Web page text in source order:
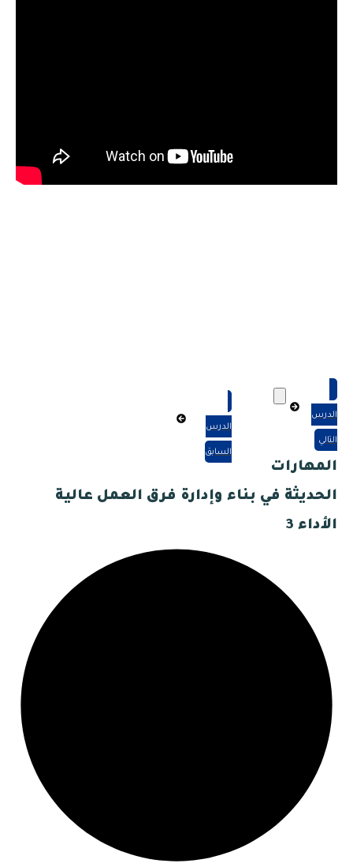
الدرس
التالي
الدرس
السابق
المهارات
الحديثة في بناء وإدارة فرق العمل عالية
الأداء 3